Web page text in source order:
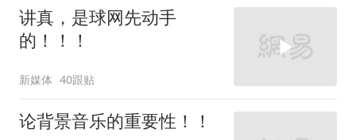
讲真，是球网先动手
的！！！
新媒体 40跟贴
论背景音乐的重要性！！